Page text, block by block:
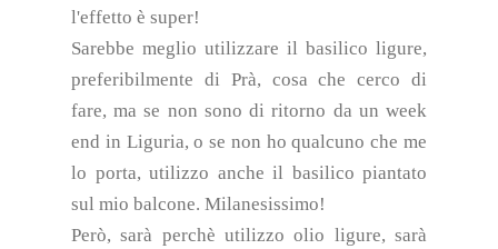
l'effetto è super!
Sarebbe meglio utilizzare il basilico ligure,
preferibilmente di Prà, cosa che cerco di
fare, ma se non sono di ritorno da un week
end in Liguria, o se non ho qualcuno che me
lo porta, utilizzo anche il basilico piantato
sul mio balcone. Milanesissimo!
Però, sarà perchè utilizzo olio ligure, sarà